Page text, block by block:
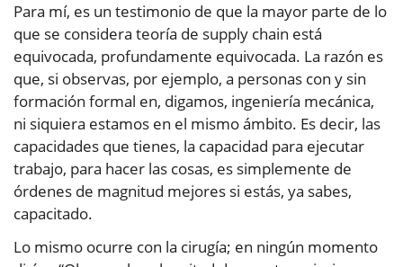
Para mí, es un testimonio de que la mayor parte de lo
que se considera teoría de supply chain está
equivocada, profundamente equivocada. La razón es
que, si observas, por ejemplo, a personas con y sin
formación formal en, digamos, ingeniería mecánica,
ni siquiera estamos en el mismo ámbito. Es decir, las
capacidades que tienes, la capacidad para ejecutar
trabajo, para hacer las cosas, es simplemente de
órdenes de magnitud mejores si estás, ya sabes,
capacitado.
Lo mismo ocurre con la cirugía; en ningún momento